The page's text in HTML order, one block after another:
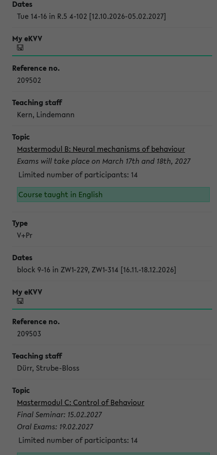
Tue 14-16 in R.5 4-102 [12.10.2026-05.02.2027]
209502
Kern, Lindemann
Mastermodul B: Neural mechanisms of behaviour
Exams will take place on March 17th and 18th, 2027
Limited number of participants: 14
Course taught in English
V+Pr
block 9-16 in ZW1-229, ZW1-314 [16.11.-18.12.2026]
209503
Dürr, Strube-Bloss
Mastermodul C: Control of Behaviour
Final Seminar: 15.02.2027
Oral Exams: 19.02.2027
Limited number of participants: 14